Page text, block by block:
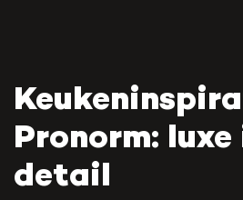
Pronorm: luxe
detail